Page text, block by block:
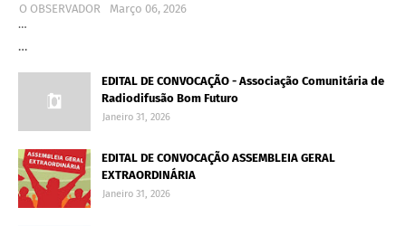
O OBSERVADOR
Março 06, 2026
…
…
EDITAL DE CONVOCAÇÃO - Associação Comunitária de
Radiodifusão Bom Futuro
Janeiro 31, 2026
EDITAL DE CONVOCAÇÃO ASSEMBLEIA GERAL
EXTRAORDINÁRIA
Janeiro 31, 2026